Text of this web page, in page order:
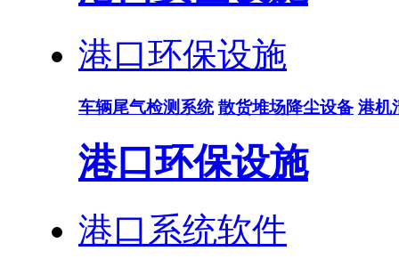
港口环保设施
车辆尾气检测系统 散货堆场降尘设备 港机
港口环保设施
港口系统软件